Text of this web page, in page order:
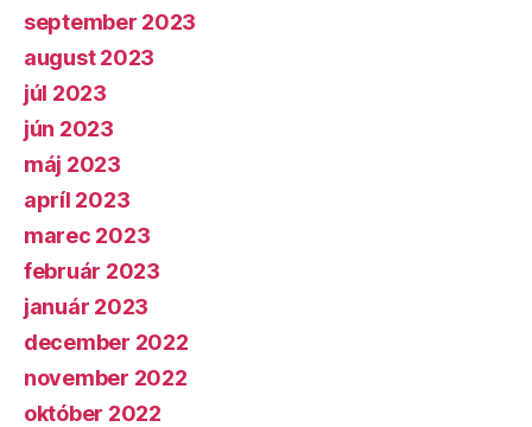
september 2023
august 2023
júl 2023
jún 2023
máj 2023
apríl 2023
marec 2023
február 2023
január 2023
december 2022
november 2022
október 2022